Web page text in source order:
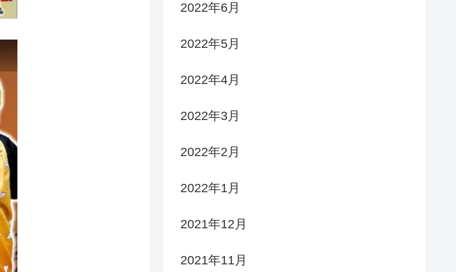
2022年6月
2022年5月
2022年4月
2022年3月
2022年2月
2022年1月
2021年12月
2021年11月